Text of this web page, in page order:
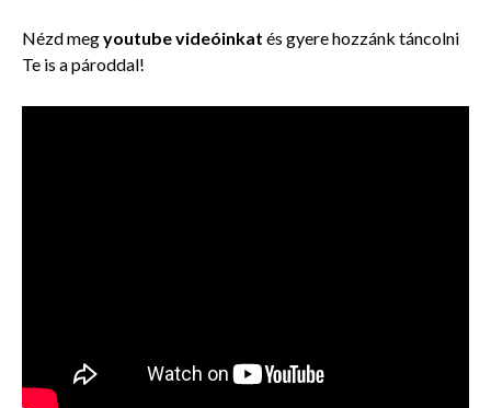
Nézd megyoutube videóinkat és gyere hozzánk táncolni
Te is a pároddal!